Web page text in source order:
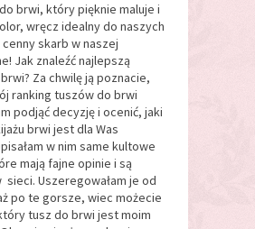
brwi, który pięknie maluje i
wręcz idealny do naszych
skarb w naszej
Jak znaleźć najlepszą
Za chwilę ją poznacie,
ranking tuszów do brwi
podjąć decyzję i ocenić, jaki
brwi jest dla Was
w nim same kultowe
mają fajne opinie i są
sieci. Uszeregowałam je od
po te gorsze, wiec możecie
tusz do brwi jest moim